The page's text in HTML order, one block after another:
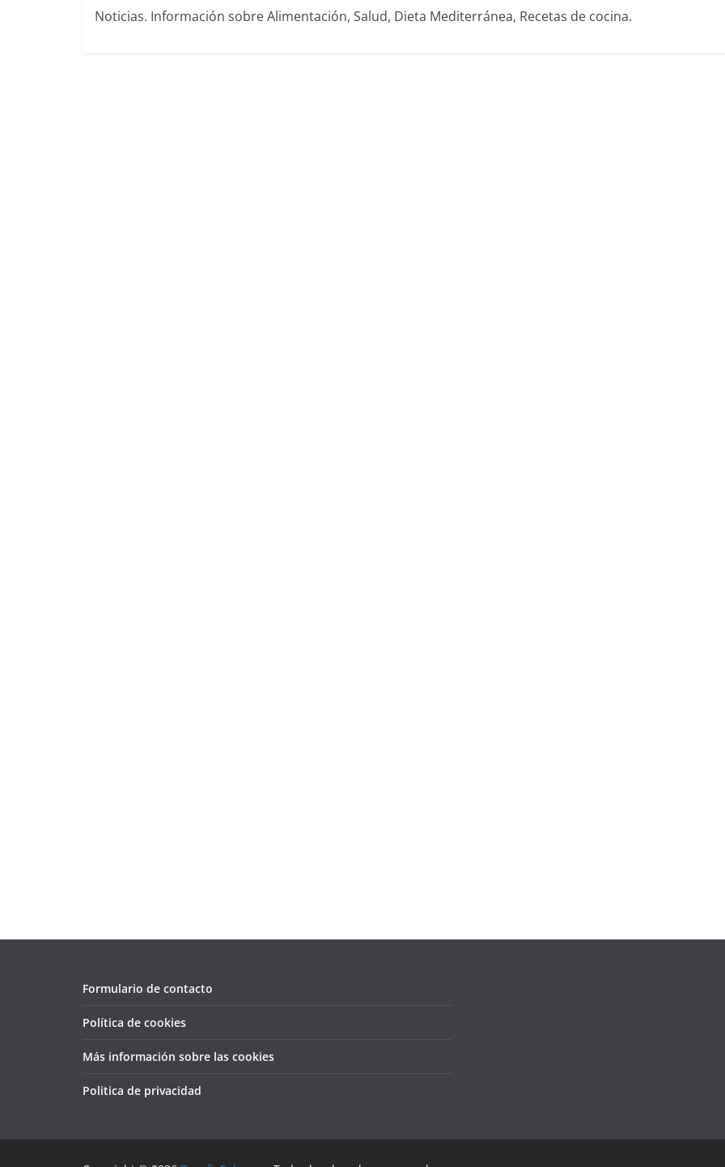
Noticias. Información sobre Alimentación, Salud, Dieta Mediterránea, Recetas de cocina.
Formulario de contacto
Política de cookies
Más información sobre las cookies
Politica de privacidad